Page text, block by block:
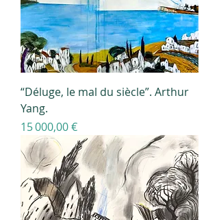
“Déluge, le mal du siècle”. Arthur
Yang.
Prix
15 000,00 €